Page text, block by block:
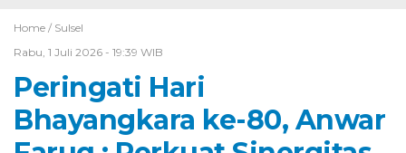
Home / Sulsel
Rabu, 1 Juli 2026 - 19:39 WIB
Peringati Hari
Bhayangkara ke-80, Anwar